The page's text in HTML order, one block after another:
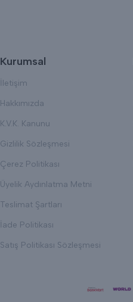
Kurumsal
İletişim
Hakkımızda
K.V.K. Kanunu
Gizlilik Sözleşmesi
Çerez Politikası
Üyelik Aydınlatma Metni
Teslimat Şartları
İade Politikası
Satış Politikası Sözleşmesi